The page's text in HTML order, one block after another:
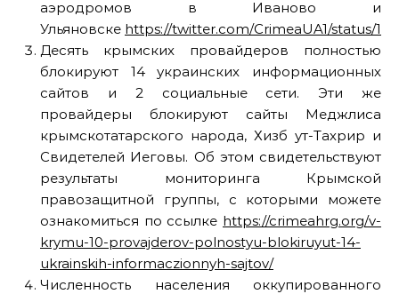
аэродромов в Иваново и
Ульяновске https://twitter.com/CrimeaUA1/status/
Десять крымских провайдеров полностью
блокируют 14 украинских информационных
сайтов и 2 социальные сети. Эти же
провайдеры блокируют сайты Меджлиса
крымскотатарского народа, Хизб ут-Тахрир и
Свидетелей Иеговы. Об этом свидетельствуют
результаты мониторинга Крымской
правозащитной группы, с которыми можете
ознакомиться по ссылке https://crimeahrg.org/v-
krymu-10-provajderov-polnostyu-blokiruyut-14-
ukrainskih-informaczionnyh-sajtov/
Численность населения оккупированного